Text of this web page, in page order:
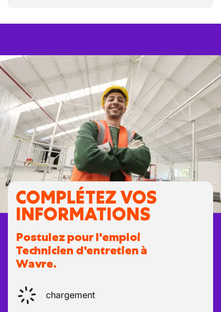
COMPLÉTEZ VOS
INFORMATIONS
Postulez pour l'emploi
Technicien d'entretien à
Wavre.
chargement